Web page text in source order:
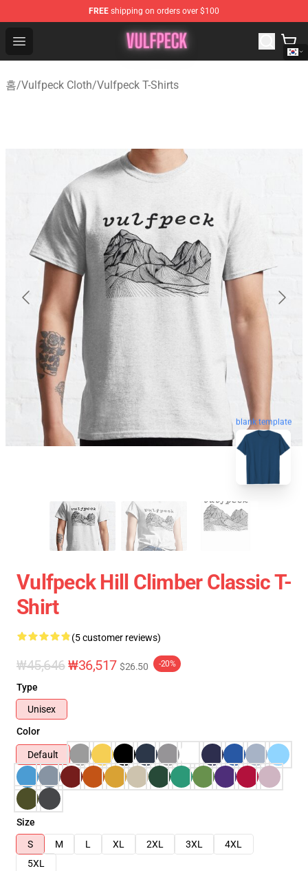
FREE shipping on orders over $100
Open menu
Vulfpeck Shop - Official Vulfpeck Merchandise Store
홈/Vulfpeck Cloth/Vulfpeck T-Shirts
blank template
Vulfpeck Hill Climber Classic T-
Shirt
(5 customer reviews)
₩45,646₩36,517 $26.50 -20%
Type
Unisex
Color
Default
Size
S
M L XL 2XL 3XL
4XL
5XL